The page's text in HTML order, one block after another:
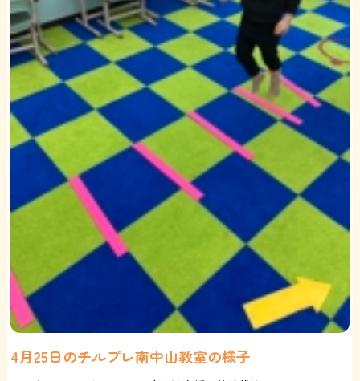
4月25日のチルプレ南中山教室の様子